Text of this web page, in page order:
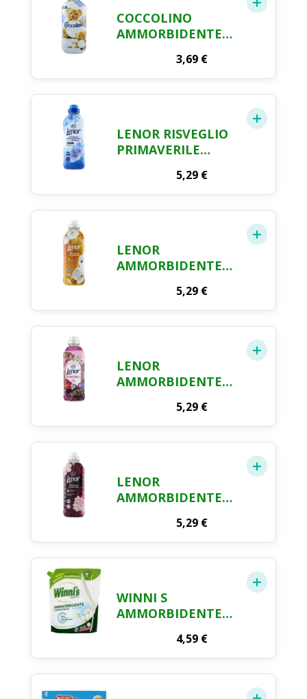
COCCOLINO
AMMORBIDENTE
DELICATO E
SOFFICE,
AMMORBIDENTE
IPOALLERGENICO E
DERMATOLOGICAMENTE
TESTATO,
FORMATO FINO A
42 LAVAGGI, 980 ML
3,69 €
LENOR RISVEGLIO
PRIMAVERILE
LAVAGGI, 966 ML
5,29 €
LENOR
AMMORBIDENTE
CONCENTRATO,
ORO E FIORI DI
VANIGLIA, 42
5,29 €
LENOR
AMMORBIDENTE
5,29 €
LENOR
AMMORBIDENTE
GELSOMINO, 42
LAVAGGI, 1.05L
5,29 €
WINNI S
AMMORBIDENTE
IPOALLERGENICO
CONCENTRATO
ECOFORMATO 50
4,59 €